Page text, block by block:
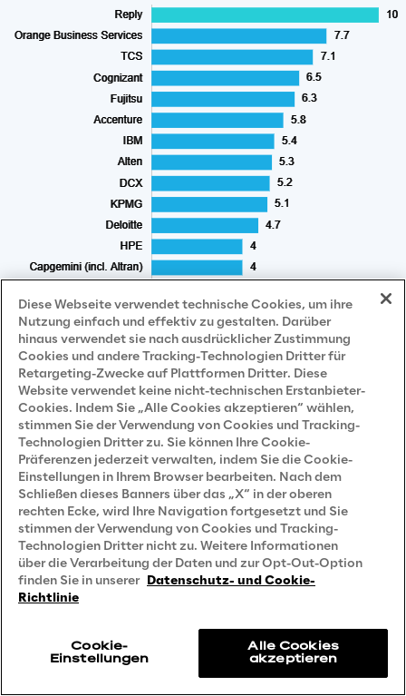
15 Mal als Leader
ausgezeichnet
"Die Ergebnisse dieser IoT-
deutlich: Reply ist einer der führenden
Diese Webseite verwendet technische Cookies, um ihre
Nutzung einfach und effektiv zu gestalten. Darüber
hinaus verwendet sie nach ausdrücklicher Zustimmung
Cookies und andere Tracking-Technologien Dritter für
Retargeting-Zwecke auf Plattformen Dritter. Diese
Website verwendet keine nicht-technischen Erstanbieter-
Cookies. Indem Sie „Alle Cookies akzeptieren“ wählen,
stimmen Sie der Verwendung von Cookies und Tracking-
Technologien Dritter zu. Sie können Ihre Cookie-
Präferenzen jederzeit verwalten, indem Sie die Cookie-
Einstellungen in Ihrem Browser bearbeiten. Nach dem
Schließen dieses Banners über das „X“ in der oberen
rechten Ecke, wird Ihre Navigation fortgesetzt und Sie
stimmen der Verwendung von Cookies und Tracking-
Technologien Dritter nicht zu. Weitere Informationen
über die Verarbeitung der Daten und zur Opt-Out-Option
finden Sie in unserer Datenschutz- und Cookie-
Richtlinie
Cookie-
Einstellungen
Alle Cookies
akzeptieren